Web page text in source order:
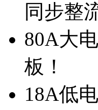
同步整
80A大
板！
18A低